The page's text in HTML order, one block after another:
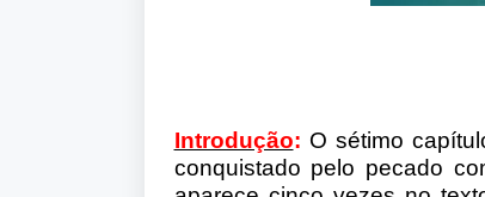
Introdução: O sétimo
conquistado pelo pecado